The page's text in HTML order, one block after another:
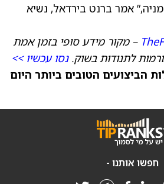
למניה,” אמר ברנט בירדאל, נשיא
– מקור מידע סופי בזמן אמת
לתנודות בשוק.נסו עכשיו >>
הביצועים הטובים ביותר היום
חפשו אותנו -